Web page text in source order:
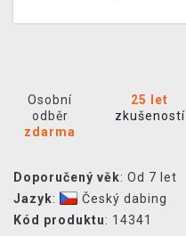
Osobní
odběr
zdarma
25 let
zkušeností
Doporučený věk: Od 7 let
Jazyk:
Český dabing
Kód produktu: 14341